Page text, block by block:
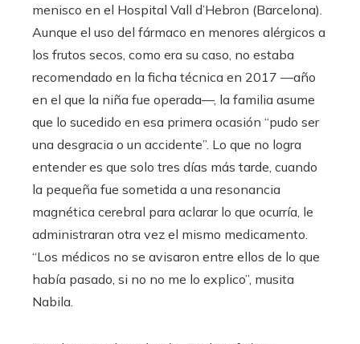
menisco en el Hospital Vall d’Hebron (Barcelona).
Aunque el uso del fármaco en menores alérgicos a
los frutos secos, como era su caso, no estaba
recomendado en la ficha técnica en 2017 —año
en el que la niña fue operada—, la familia asume
que lo sucedido en esa primera ocasión “pudo ser
una desgracia o un accidente”. Lo que no logra
entender es que solo tres días más tarde, cuando
la pequeña fue sometida a una resonancia
magnética cerebral para aclarar lo que ocurría, le
administraran otra vez el mismo medicamento.
“Los médicos no se avisaron entre ellos de lo que
había pasado, si no no me lo explico”, musita
Nabila.